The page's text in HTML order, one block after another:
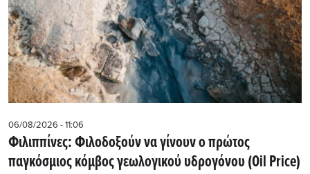
06/08/2026 - 11:06
Φιλιππίνες: Φιλοδοξούν να γίνουν ο πρώτος
παγκόσμιος κόμβος γεωλογικού υδρογόνου (Oil Price)